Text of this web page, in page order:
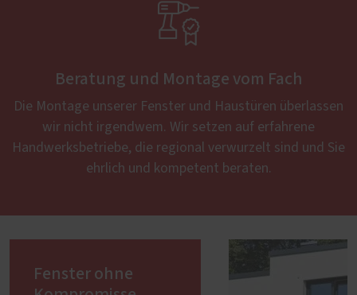

Beratung und Montage vom Fach
Die Montage unserer Fenster und Haustüren überlassen
wir nicht irgendwem. Wir setzen auf erfahrene
Handwerksbetriebe, die regional verwurzelt sind und Sie
ehrlich und kompetent beraten.
Fenster ohne